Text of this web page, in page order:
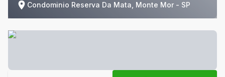
Condominio Reserva Da Mata, Monte Mor - SP